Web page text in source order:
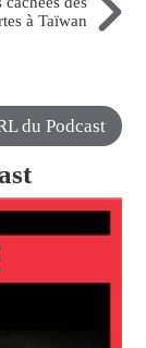
à Taïwan
du Podcast